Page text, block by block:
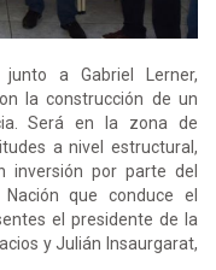
a Gabriel Lerner,
la construcción de un
Será en la zona de
a nivel estructural,
inversión por parte del
que conduce el
el presidente de la
y Julián Insaurgarat,